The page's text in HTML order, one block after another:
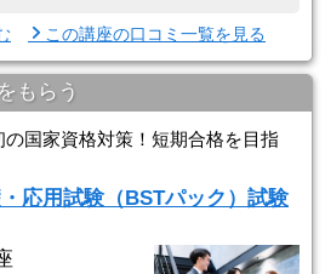
この講座の口コミ一覧を見る
もらう
の国家資格対策！短期合格を目指
応用試験（BSTパック）試験